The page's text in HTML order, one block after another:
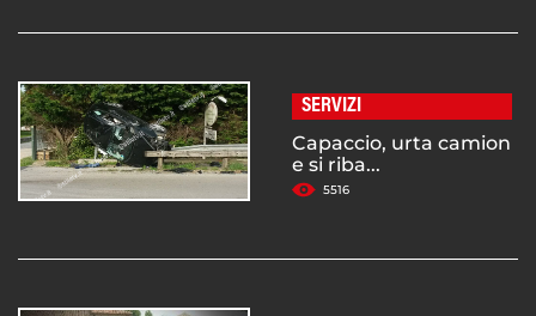
SERVIZI
Capaccio, urta camion
e si riba...
5516